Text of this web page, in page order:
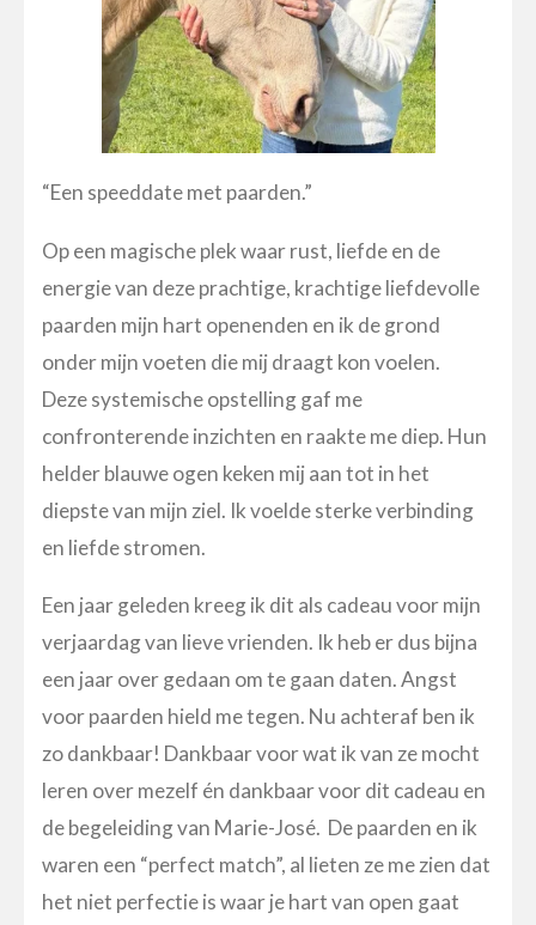
“Een speeddate met paarden.”
Op een magische plek waar rust, liefde en de
energie van deze prachtige, krachtige liefdevolle
paarden mijn hart openenden en ik de grond
onder mijn voeten die mij draagt kon voelen.
Deze systemische opstelling gaf me
confronterende inzichten en raakte me diep. Hun
helder blauwe ogen keken mij aan tot in het
diepste van mijn ziel. Ik voelde sterke verbinding
en liefde stromen.
Een jaar geleden kreeg ik dit als cadeau voor mijn
verjaardag van lieve vrienden. Ik heb er dus bijna
een jaar over gedaan om te gaan daten. Angst
voor paarden hield me tegen. Nu achteraf ben ik
zo dankbaar! Dankbaar voor wat ik van ze mocht
leren over mezelf én dankbaar voor dit cadeau en
de begeleiding van Marie-José. De paarden en ik
waren een “perfect match”, al lieten ze me zien dat
het niet perfectie is waar je hart van open gaat